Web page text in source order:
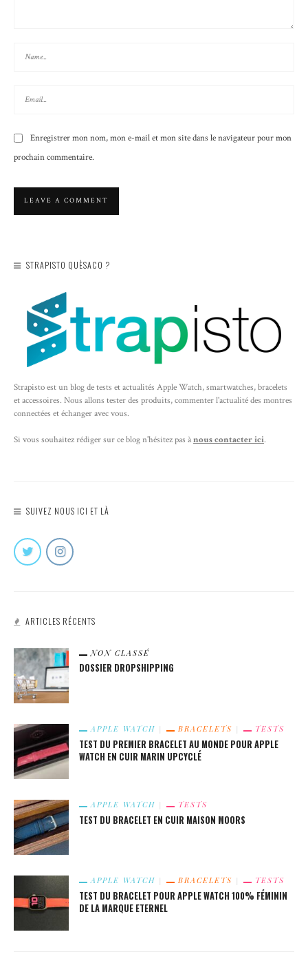
Enregistrer mon nom, mon e-mail et mon site dans le navigateur pour mon
prochain commentaire.
STRAPISTO QUÈSACO ?
Strapisto est un blog de tests et actualités Apple Watch, smartwatches, bracelets
et accessoires. Nous allons tester des produits, commenter l'actualité des montres
connectées et échanger avec vous.
Si vous souhaitez rédiger sur ce blog n'hésitez pas ànous contacter ici.
SUIVEZ NOUS ICI ET LÀ
ARTICLES RÉCENTS
NON CLASSÉ
DOSSIER DROPSHIPPING
APPLE WATCH BRACELETS TESTS
TEST DU PREMIER BRACELET AU MONDE POUR APPLE
WATCH EN CUIR MARIN UPCYCLÉ
APPLE WATCH TESTS
TEST DU BRACELET EN CUIR MAISON MOORS
APPLE WATCH BRACELETS TESTS
TEST DU BRACELET POUR APPLE WATCH 100% FÉMININ
DE LA MARQUE ETERNEL